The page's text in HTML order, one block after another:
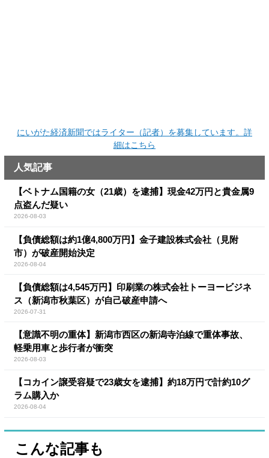
にいがた経済新聞ではライター（記者）を募集しています。詳
細はこちら
人気記事
【ベトナム国籍の女（21歳）を逮捕】現金42万円と貴金属9
点盗んだ疑い
2026-08-03
【負債総額は約1億4,800万円】金子建設株式会社（見附
市）が破産開始決定
2026-08-04
【負債総額は4,545万円】印刷業の株式会社トーヨービジネ
ス（新潟市秋葉区）が自己破産申請へ
2026-07-31
【意識不明の重体】新潟市西区の新潟寺泊線で重体事故、
軽乗用車と歩行者が衝突
2026-08-03
【コカイン譲受容疑で23歳女を逮捕】約18万円で計約10グ
ラム購入か
2026-08-04
こんな記事も